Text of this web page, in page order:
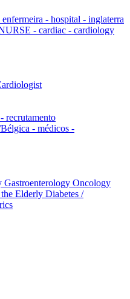
- hospital - inglaterra
- cardiac - cardiology
recrutamento
- médicos -
Gastroenterology Oncology
Elderly Diabetes /